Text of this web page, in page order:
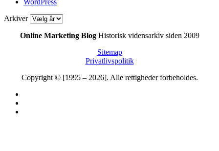
Arkiver
Online Marketing BlogHistorisk vidensarkiv siden 2009
Sitemap
Privatlivspolitik
Copyright © [1995 – 2026]. Alle rettigheder forbeholdes.